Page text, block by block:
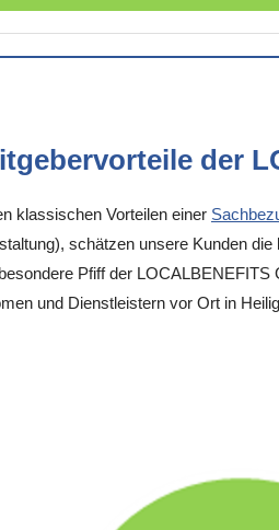
der
klassischen Vorteilen einer
schätzen unsere Kunden
Pfiff der LOCALBENEFITS
und Dienstleistern vor Ort in